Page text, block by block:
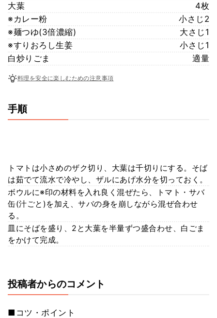
大葉
4枚
※カレー粉
小さじ2
※麺つゆ(3倍濃縮)
大さじ1
※すりおろし生姜
小さじ1
白炒りごま
適量
料理を安全に楽しむための注意事項
手順
トマトは小さめのザク切り、大葉は千切りにする。そば
は茹でて流水で冷やし、ザルにあげ水分を切っておく。
ボウルに※印の材料を入れ良く混ぜたら、トマト・サバ
缶(汁ごと)を加え、サバの身を崩しながら混ぜ合わせ
る。
皿にそばを盛り、2と大葉を半量ずつ盛合わせ、白ごま
をかけて完成。
投稿者からのコメント
■コツ・ポイント